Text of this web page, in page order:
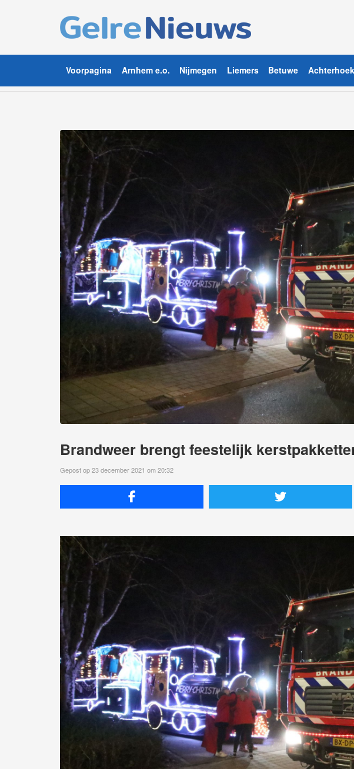
Voorpagina Arnhem e.o. Nijmegen Liemers Betuwe Achterhoek
Brandweer brengt feestelijk
Gepost op 23 december 2021 om 20:32